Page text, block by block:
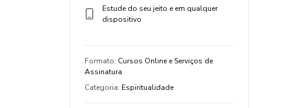
Estude do seu jeito e em qualquer
dispositivo
Formato: Cursos Online e Serviços de
Assinatura
Categoria: Espiritualidade